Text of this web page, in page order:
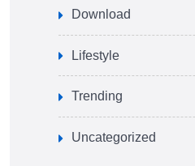
Download
Lifestyle
Trending
Uncategorized